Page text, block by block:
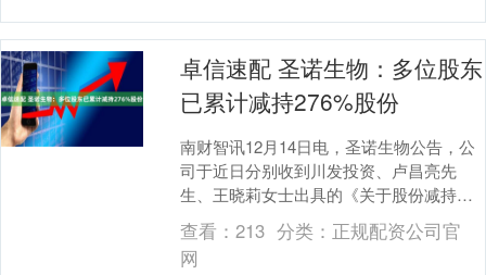
卓信速配 圣诺生物：多位股东
已累计减持276%股份
南财智讯12月14日电，圣诺生物公告，公
司于近日分别收到川发投资、卢昌亮先
生、王晓莉女士出具的《关于股份减持结
果的告知函》。截至2025年12月12日，川
发投资....
查看：213 分类： 正规配资公司官
网